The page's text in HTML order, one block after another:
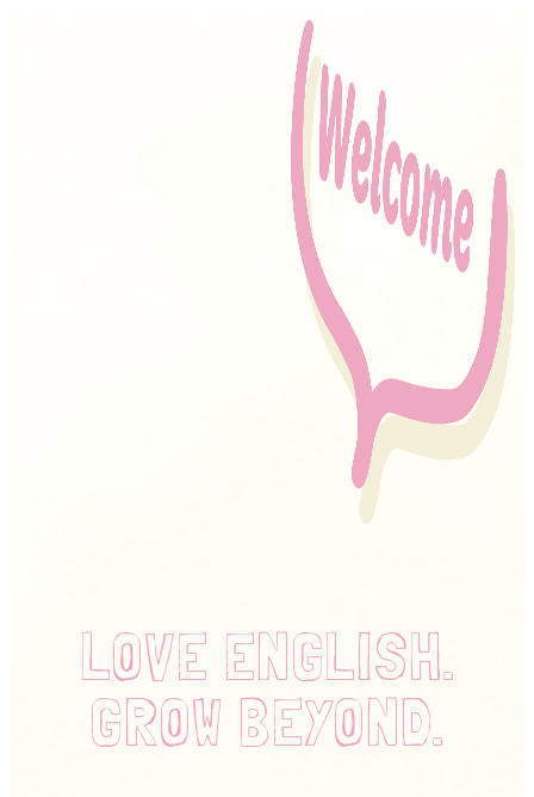
LOVE ENGLISH.
GROW BEYOND.